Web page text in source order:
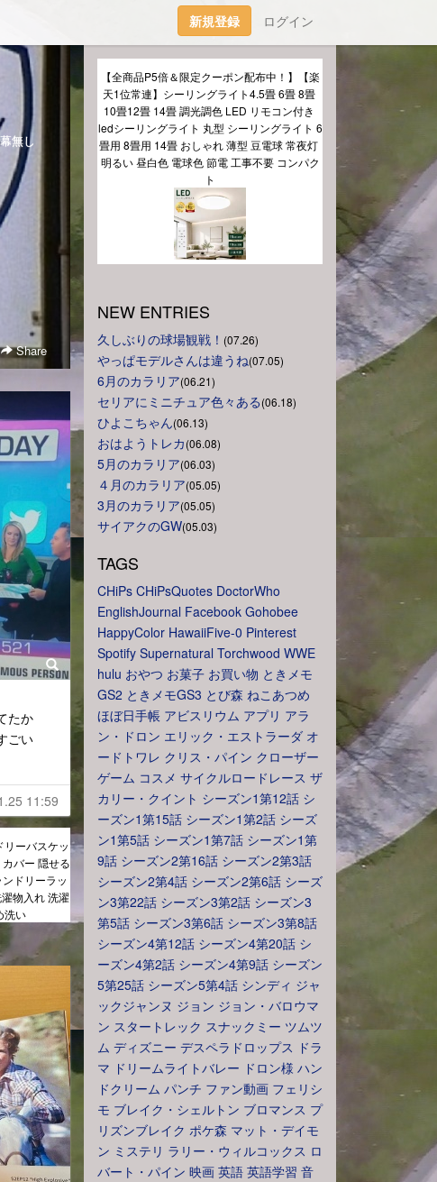
新規登録 ログイン
無し
Share
たか
ごい
11:59
リーバスケッ
バー 隠せる
ドリーラッ
物入れ 洗濯
洗い
【全商品P5倍＆限定クーポン配布中！】【楽
天1位常連】シーリングライト4.5畳 6畳 8畳
10畳12畳 14畳 調光調色 LED リモコン付き
ledシーリングライト 丸型 シーリングライト 6
畳用 8畳用 14畳 おしゃれ 薄型 豆電球 常夜灯
明るい 昼白色 電球色 節電 工事不要 コンパク
ト
NEW ENTRIES
久しぶりの球場観戦！ (07.26)
やっぱモデルさんは違うね(07.05)
6月のカラリア(06.21)
セリアにミニチュア色々ある(06.18)
ひよこちゃん(06.13)
おはようトレカ(06.08)
5月のカラリア(06.03)
４月のカラリア(05.05)
3月のカラリア(05.05)
サイアクのGW(05.03)
TAGS
CHiPs CHiPsQuotes DoctorWho
EnglishJournal Facebook Gohobee
HappyColor HawaiiFive-0 Pinterest
Spotify Supernatural Torchwood WWE
hulu おやつ お菓子 お買い物 ときメモ
GS2 ときメモGS3 とび森 ねこあつめ
ほぼ日手帳 アビスリウム アプリ アラ
ン・ドロン エリック・エストラーダ オ
ードトワレ クリス・パイン クローザー
ゲーム コスメ サイクルロードレース ザ
カリー・クイント シーズン1第12話 シ
ーズン1第15話 シーズン1第2話 シーズ
ン1第5話 シーズン1第7話 シーズン1第
9話 シーズン2第16話 シーズン2第3話
シーズン2第4話 シーズン2第6話 シーズ
ン3第22話 シーズン3第2話 シーズン3
第5話 シーズン3第6話 シーズン3第8話
シーズン4第12話 シーズン4第20話 シ
ーズン4第2話 シーズン4第9話 シーズン
5第25話 シーズン5第4話 シンディ ジャ
ックジャンヌ ジョン ジョン・バロウマ
ン スタートレック スナックミー ツムツ
ム ディズニー デスペラドロップス ドラ
マ ドリームライトバレー ドロン様 ハン
ドクリーム パンチ ファン動画 フェリシ
モ ブレイク・シェルトン ブロマンス プ
リズンブレイク ポケ森 マット・デイモ
ン ミステリ ラリー・ウィルコックス ロ
バート・パイン 映画 英語 英語学習 音